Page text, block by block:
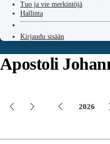
Tuo ja vie merkintöjä
Hallinta
Kirjaudu sisään
Apostoli
2026